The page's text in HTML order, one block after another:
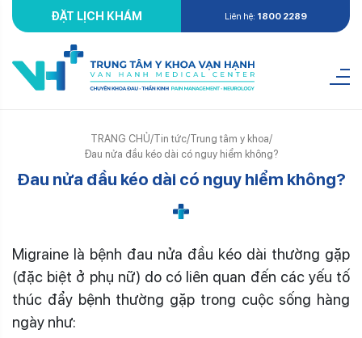
ĐẶT LỊCH KHÁM Liên hệ: 1800 2289
TRANG CHỦ/Tin tức/Trung tâm y khoa/
Đau nửa đầu kéo dài có nguy hiểm không?
Đau nửa đầu kéo dài có nguy hiểm không?
Migraine là bệnh đau nửa đầu kéo dài thường gặp
(đặc biệt ở phụ nữ) do có liên quan đến các yếu tố
thúc đẩy bệnh thường gặp trong cuộc sống hàng
ngày như: